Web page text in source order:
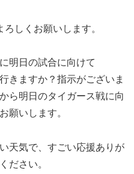
ろしくお願いします。
明日の試合に向けて
きますか？指示がございま
ら明日のタイガース戦に向
願いします。
天気で、すごい応援ありが
ださい。